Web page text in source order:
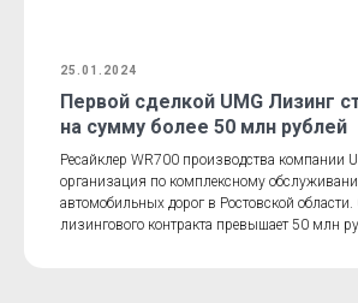
25.01.2024
Первой сделкой UMG Лизинг
на сумму более 50 млн рублей
Ресайклер WR700 производства компании
организация по комплексному
автомобильных дорог в Ростовской
лизингового контракта превышает 50 млн